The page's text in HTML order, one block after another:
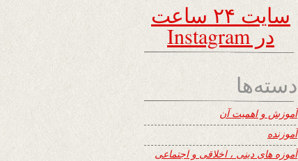
سایت ۲۴ ساعت
در Instagram
دسته‌ها
آموزش و اهمیت آن
آموزنده
آموزه های دینی ، اخلاقی و اجتماعی